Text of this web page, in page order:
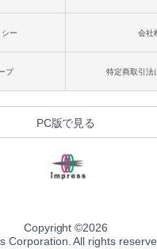
ー 会社
プ 特定商取引法
PC版で見る
Copyright ©2026
Corporation. All rights